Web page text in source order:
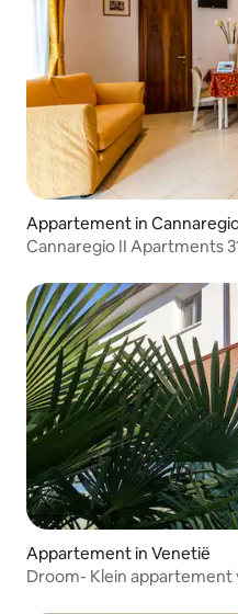
Appartement in
Cannaregio II Apartments
Appartement in Venetië
Droom- Klein appartement